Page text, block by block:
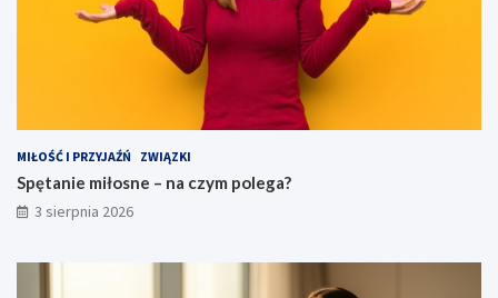
MIŁOŚĆ I PRZYJAŹŃ ZWIĄZKI
Spętanie miłosne – na czym polega?
3 sierpnia 2026